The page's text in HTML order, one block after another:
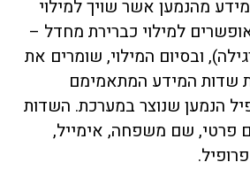
מהנמען אשר שויך למילוי
למילוי כברירת מחדל –
ובסיום המילוי, שומרים את
שדות המידע המתאמימם
הנמען שנוצר במערכת. השדות
פרטי, שם משפחה, אימייל,